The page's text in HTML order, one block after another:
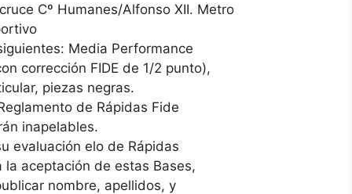
Cº Humanes/Alfonso XII. Metro
Media Performance
corrección FIDE de 1/2 punto),
piezas negras.
de Rápidas Fide
inapelables.
evaluación elo de Rápidas
aceptación de estas Bases,
nombre, apellidos, y